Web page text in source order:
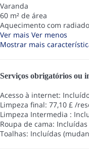
Varanda
60 m² de área
Aquecimento com
Ver mais Ver menos
Mostrar mais
Serviços obrigatórios ou
Acesso à internet:
Limpeza final: 77,10 £ /
Limpeza Intermedia :
Roupa de cama:
Toalhas: Incluídas